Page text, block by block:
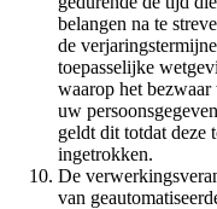
belangen na te
de
toepasselijke
waarop het
uw
geldt dit totdat deze
ingetrokken.
De
van